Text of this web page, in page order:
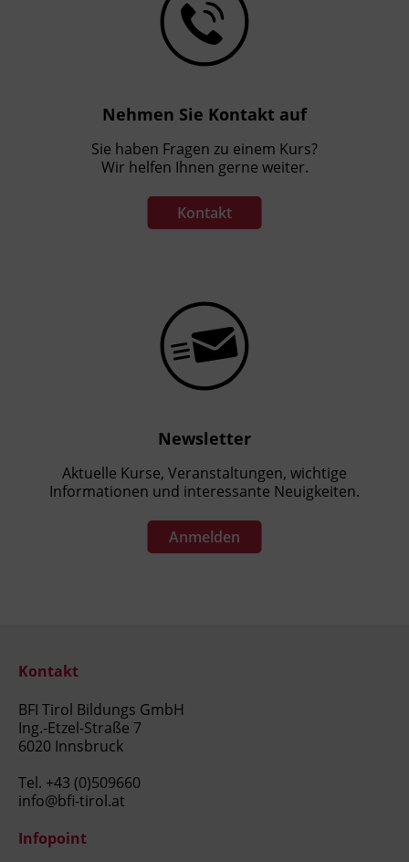
Nehmen Sie Kontakt auf
Sie haben Fragen zu einem Kurs?
Wir helfen Ihnen gerne weiter.
Kontakt
Newsletter
Aktuelle Kurse, Veranstaltungen, wichtige
Informationen und interessante Neuigkeiten.
Anmelden
Kontakt
BFI Tirol Bildungs GmbH
Ing.-Etzel-Straße 7
6020 Innsbruck
Tel. +43 (0)509660
info@bfi-tirol.at
Infopoint